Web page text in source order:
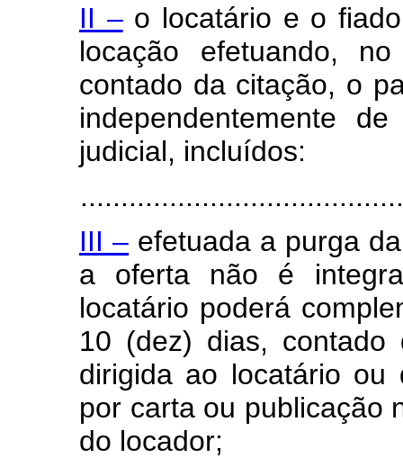
II –o locatário e o
locação efetuando,
contado da citação, o
independentemente
judicial, incluídos:
III – efetuada a purga
a oferta não é
locatário poderá
10 (dez) dias, contado
dirigida ao locatário ou
por carta ou publicação
do locador;